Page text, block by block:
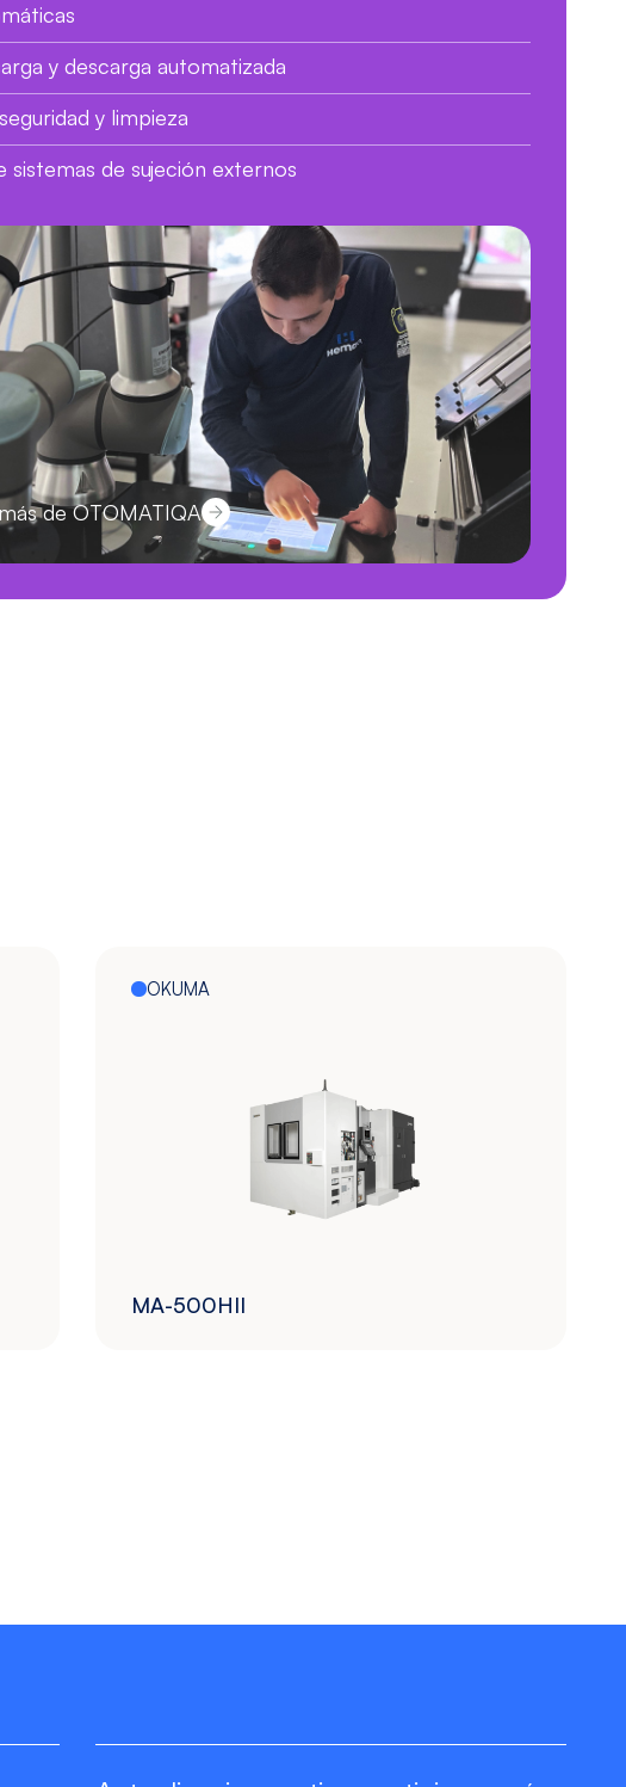
y descarga automatizada
y limpieza
sistemas de sujeción externos
de OTOMATIQA
OKUMA
MA-500HII